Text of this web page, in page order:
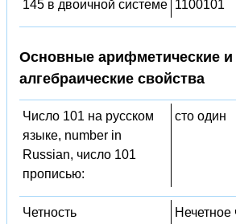
145 в двоичной системе 1100101
Основные арифметические и
алгебраические свойства
Число 101 на русском
языке, number in
Russian, число 101
прописью:
сто один
Четность Нечетное